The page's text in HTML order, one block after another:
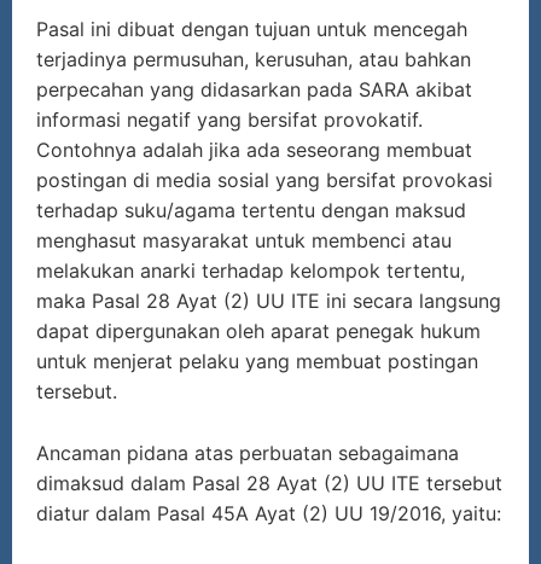
Pasal ini dibuat dengan tujuan untuk mencegah
terjadinya permusuhan, kerusuhan, atau bahkan
perpecahan yang didasarkan pada SARA akibat
informasi negatif yang bersifat provokatif.
Contohnya adalah jika ada seseorang membuat
postingan di media sosial yang bersifat provokasi
terhadap suku/agama tertentu dengan maksud
menghasut masyarakat untuk membenci atau
melakukan anarki terhadap kelompok tertentu,
maka Pasal 28 Ayat (2) UU ITE ini secara langsung
dapat dipergunakan oleh aparat penegak hukum
untuk menjerat pelaku yang membuat postingan
tersebut.
Ancaman pidana atas perbuatan sebagaimana
dimaksud dalam Pasal 28 Ayat (2) UU ITE tersebut
diatur dalam Pasal 45A Ayat (2) UU 19/2016, yaitu: